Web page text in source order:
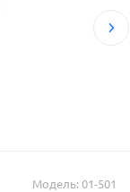
Модель: 01-501